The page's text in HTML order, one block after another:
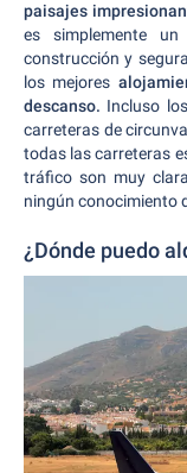
paisajes
es simplemente
construcción y
los mejores
descanso. Incluso
carreteras de
todas las carreteras
tráfico son muy
ningún conocimiento
¿Dónde puedo